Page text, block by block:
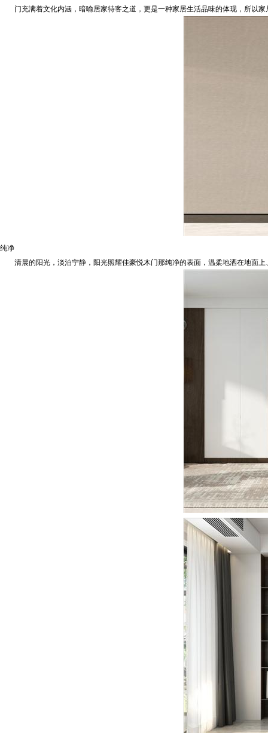
门充满着文化内涵，暗喻居家待客之道，更是一种家居生活品味的体现，所以家
纯净
清晨的阳光，淡泊宁静，阳光照耀佳豪悦木门那纯净的表面，温柔地洒在地面上